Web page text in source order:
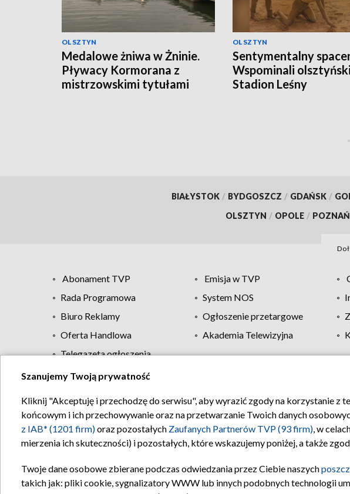
OLSZTYN
Medalowe żniwa w Żninie.
Pływacy Kormorana z
mistrzowskimi tytułami
OLSZTYN
Sentymentalny
Wspominali olsztyński
Stadion Leśny
BIAŁYSTOK / BYDGOSZCZ / GDAŃSK /
OLSZTYN / OPOLE / POZNAŃ
Abonament TVP Emisja w TVP
Rada Programowa
System NOS
Biuro Reklamy
Ogłoszenie przetargowe
Oferta Handlowa
Akademia Telewizyjna
Telegazeta ogłoszenia
Regulamin TVP Polityka prywatności
Szanujemy Twoją prywatność
Kliknij "Akceptuję i przechodzę do serwisu", aby wyrazić zgody na korzystanie z
końcowym i ich przechowywanie oraz na przetwarzanie Twoich danych
z IAB* (1201 firm)oraz pozostałych Zaufanych Partnerów TVP (93 firm), w
mierzenia ich skuteczności) i pozostałych, które wskazujemy poniżej, a także
Twoje dane osobowe zbierane podczas odwiedzania przez Ciebie naszych
takich jak: pliki cookie, sygnalizatory WWW lub innych podobnych technologii